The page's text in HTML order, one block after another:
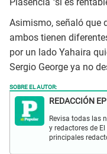
Plasencia "si es
Asimismo, señaló que
ambos tienen
por un lado Yahaira
Sergio George ya no
SOBRE EL AUTOR:
REDACCIÓN EP
Revisa todas las
y redactores de
principales